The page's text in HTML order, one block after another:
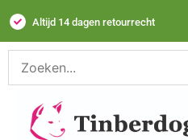
Altijd 14 dagen retourrecht​